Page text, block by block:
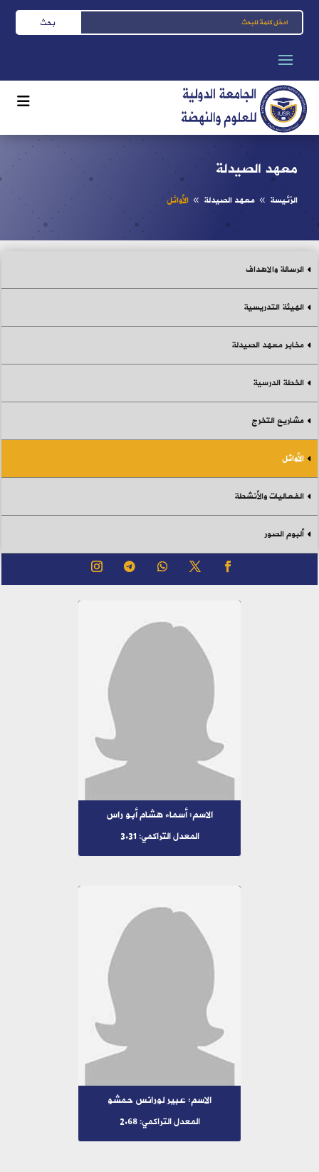
معهد الصيدلة
الرّئيسة 8 معهد الصيدلة 8 الأوائل
الاسم: أسماء هشام أبو راس
المعدل التراكمي: 3.31
الاسم: عبير لورانس حمشو
المعدل التراكمي: 2.68
الرسالة والاهداف
الهيئة التدريسية
مخابر معهد الصيدلة
الخطة الدرسية
مشاريع التخرج
الأوائل
الفعاليات والأنشطة
ألبوم الصور